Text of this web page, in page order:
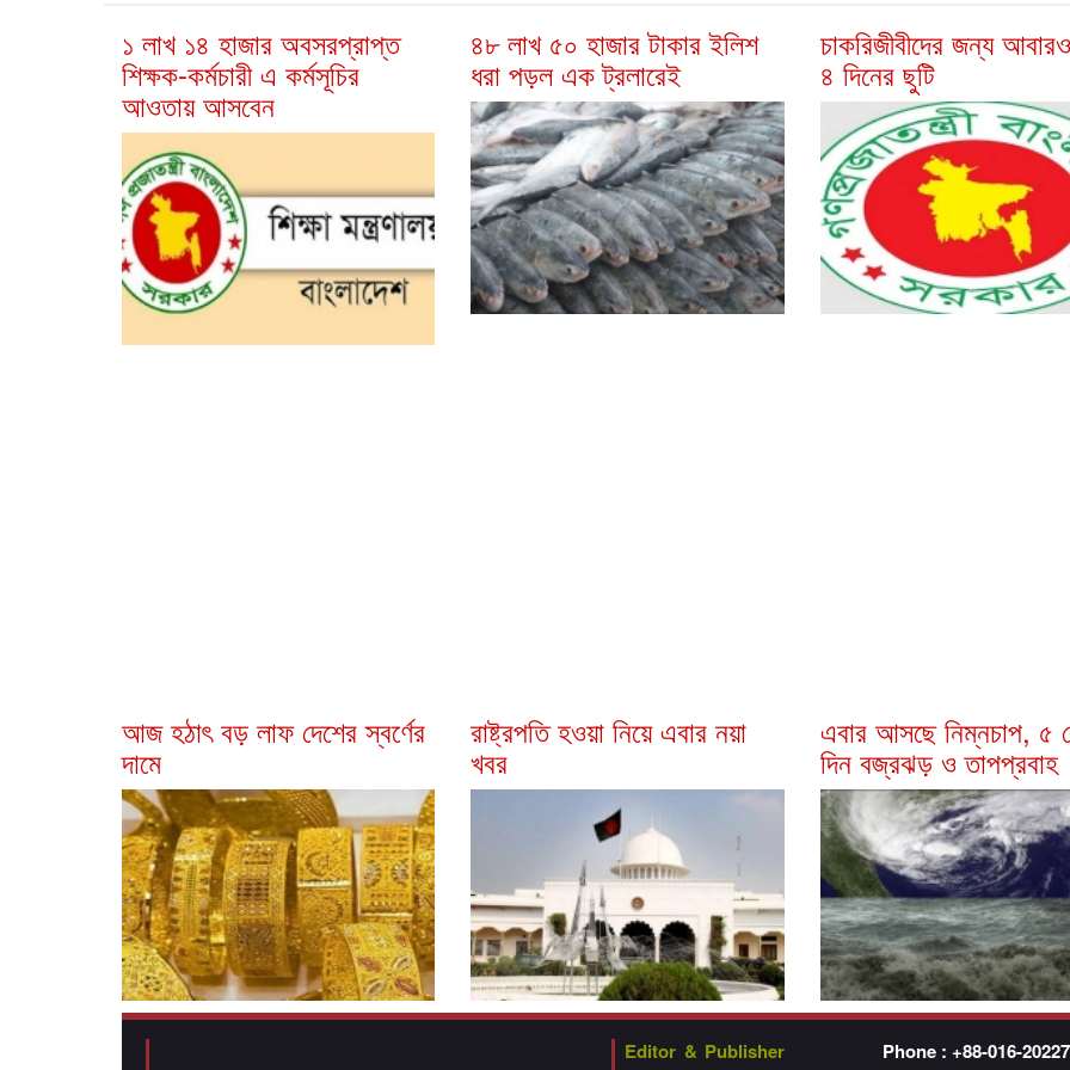
১ লাখ ১৪ হাজার অবসরপ্রাপ্ত
শিক্ষক-কর্মচারী এ কর্মসূচির
আওতায় আসবেন
৪৮ লাখ ৫০ হাজার টাকার ইলিশ
ধরা পড়ল এক ট্রলারেই
চাকরিজীবীদের জন্য
৪ দিনের ছুটি
আজ হঠাৎ বড় লাফ দেশের স্বর্ণের
দামে
রাষ্ট্রপতি হওয়া নিয়ে এবার নয়া
খবর
এবার আসছে নিম্নচাপ, ৫
দিন বজ্রঝড় ও তাপপ্রবাহ
Editor & Publisher
Phone : +88-016-